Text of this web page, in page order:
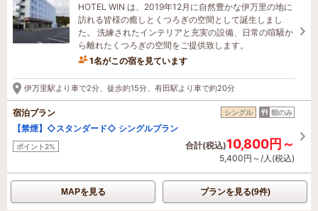
HOTEL WIN は、2019年12月に自然豊かな伊万里の地に
訪れる皆様の癒しとくつろぎの空間として誕生しまし
た。 洗練されたインテリアと充実の設備、日常の喧騒か
ら離れたくつろぎの空間をご提供致します。
1名がこの宿を見ています
4時間前に予約されました
伊万里駅より車で2分、徒歩約15分、有田駅より車で約20分
宿泊プラン シングル 朝のみ
【禁煙】◇スタンダード◇ シングルプラン
ポイント2% 合計(税込)10,800円～
5,400円～/人(税込)
MAPを見る プランを見る(9件)